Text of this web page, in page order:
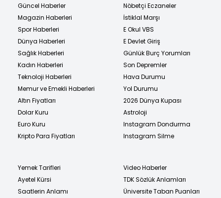
Güncel Haberler
Magazin Haberleri
Spor Haberleri
Dünya Haberleri
Sağlık Haberleri
Kadın Haberleri
Teknoloji Haberleri
Memur ve Emekli Haberleri
Altın Fiyatları
Dolar Kuru
Euro Kuru
Kripto Para Fiyatları
Nöbetçi Eczaneler
İstiklal Marşı
E Okul VBS
E Devlet Giriş
Günlük Burç Yorumları
Son Depremler
Hava Durumu
Yol Durumu
2026 Dünya Kupası
Astroloji
Instagram Dondurma
Instagram Silme
Yemek Tarifleri
Ayetel Kürsi
Saatlerin Anlamı
Video Haberler
TDK Sözlük Anlamları
Üniversite Taban Puanları